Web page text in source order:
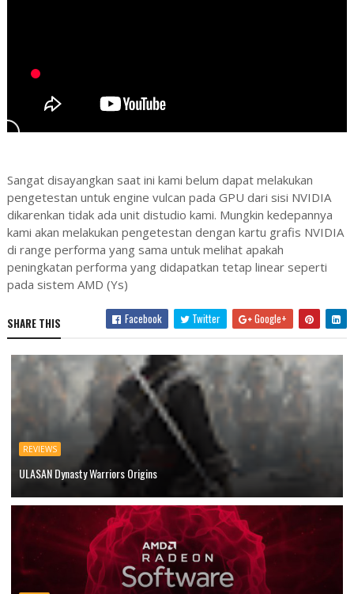
Sangat disayangkan saat ini kami belum dapat melakukan
pengetestan untuk engine vulcan pada GPU dari sisi NVIDIA
dikarenkan tidak ada unit distudio kami. Mungkin kedepannya
kami akan melakukan pengetestan dengan kartu grafis NVIDIA
di range performa yang sama untuk melihat apakah
peningkatan performa yang didapatkan tetap linear seperti
pada sistem AMD (Ys)
SHARE THIS Facebook Twitter Google+
REVIEWS
ULASAN Dynasty Warriors Origins